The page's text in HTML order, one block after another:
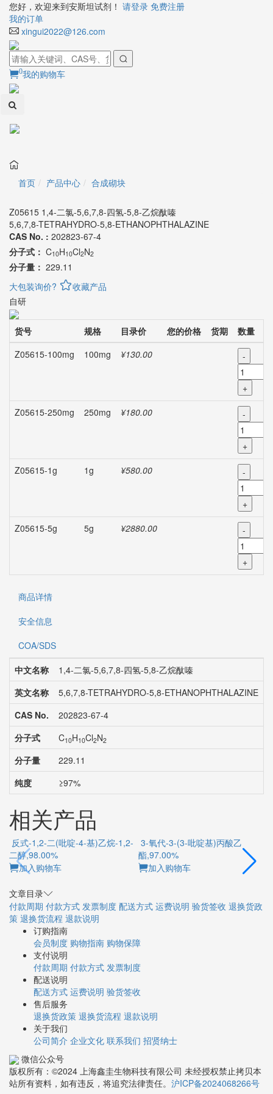
您好，欢迎来到安斯坦试剂！ 请登录 免费注册
我的订单
xingui2022@126.com
0我的购物车
首页 产品中心 合成砌块
Z05615 1,4-二氯-5,6,7,8-四氢-5,8-乙烷酞嗪
5,6,7,8-TETRAHYDRO-5,8-ETHANOPHTHALAZINE
CAS No. : 202823-67-4
分子式： C10H10Cl2N2
分子量： 229.11
大包装询价?
收藏产品
自研
货号 规格 目录价 您的价格 货期
数量
Z05615-100mg
100mg ¥130.00 -
+
Z05615-250mg
250mg ¥180.00 -
+
Z05615-1g
1g ¥580.00 -
+
Z05615-5g
5g ¥2880.00 -
+
商品详情
安全信息
COA/SDS
中文名称
1,4-二氯-5,6,7,8-四氢-5,8-乙烷酞嗪
英文名称
5,6,7,8-TETRAHYDRO-5,8-ETHANOPHTHALAZINE
CAS No.
202823-67-4
分子式
C10H10Cl2N2
分子量
229.11
纯度
≥97%
相关产品
反式-1,2-二(吡啶-4-基)乙烷-1,2-
二醇,98.00%
加入购物车
3-氧代-3-(3-吡啶基)丙酸乙
酯,97.00%
加入购物车
文章目录
付款周期 付款方式 发票制度 配送方式 运费说明 验货签收 退换货政
策 退换货流程 退款说明
订购指南
会员制度 购物指南 购物保障
支付说明
付款周期 付款方式 发票制度
配送说明
配送方式 运费说明 验货签收
售后服务
退换货政策 退换货流程 退款说明
关于我们
公司简介 企业文化 联系我们 招贤纳士
微信公众号
版权所有：©2024 上海鑫圭生物科技有限公司 未经授权禁止拷贝本
站所有资料，如有违反，将追究法律责任。 沪ICP备2024068266号